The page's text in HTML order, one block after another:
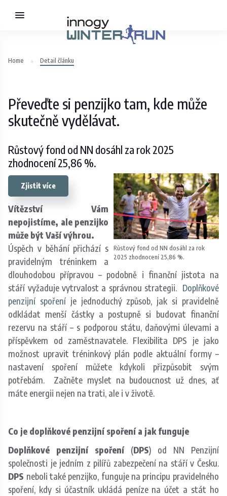
Home Detail článku
Převeďte si penzijko tam, kde může
skutečně vydělávat.
Růstový fond od NN dosáhl za rok 2025
zhodnocení 25,86 %.
Růstový fond od NN dosáhl za rok
2025 zhodnocení 25,86 %.
Zjistit více
Vítězství Vám
nepojistíme, ale penzijko
může být Vaší výhrou.
Úspěch v běhání přichází s
pravidelným tréninkem a
dlouhodobou přípravou – podobně i finanční jistota na
stáří vyžaduje vytrvalost a správnou strategii. ​ Doplňkové
penzijní spoření je jednoduchý způsob, jak si pravidelně
odkládat menší částky a postupně si budovat finanční
rezervu na stáří – s podporou státu, daňovými úlevami a
příspěvkem od zaměstnavatele. ​Flexibilita DPS je jako
možnost upravit tréninkový plán podle aktuální formy –
nastavení spoření můžete kdykoli přizpůsobit svým
potřebám. ​ ​Začněte myslet na budoucnost už dnes, ať
máte energii nejen na trati, ale i v životě.
Co je doplňkové penzijní spoření a jak funguje
Doplňkové penzijní spoření(DPS) od NN Penzijní
společnosti je jedním z pilířů zabezpečení na stáří v Česku.
DPS neboli také penzijko, funguje na principu pravidelného
spoření, kdy si účastník ukládá peníze na účet a stát ho